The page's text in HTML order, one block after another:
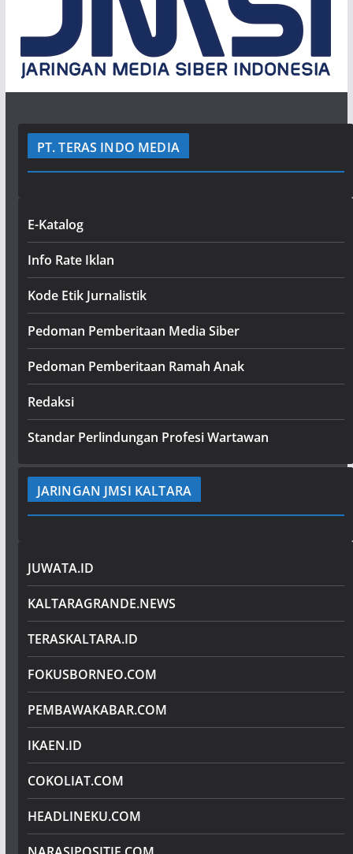
PT. TERAS INDO MEDIA
E-Katalog
Info Rate Iklan
Kode Etik Jurnalistik
Pedoman Pemberitaan Media Siber
Pedoman Pemberitaan Ramah Anak
Redaksi
Standar Perlindungan Profesi Wartawan
JARINGAN JMSI KALTARA
JUWATA.ID
KALTARAGRANDE.NEWS
TERASKALTARA.ID
FOKUSBORNEO.COM
PEMBAWAKABAR.COM
IKAEN.ID
COKOLIAT.COM
HEADLINEKU.COM